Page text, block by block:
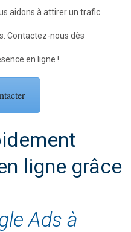
aidons à attirer un trafic
Contactez-nous dès
en ligne !
ligne grâce
Ads à